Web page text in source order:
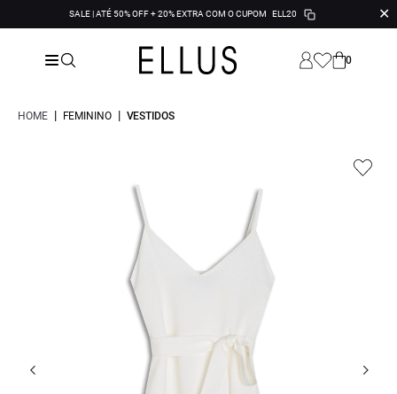
SALE | ATÉ 50% OFF + 20% EXTRA COM O CUPOM ELL20 ✕
0
HOME | FEMININO | VESTIDOS